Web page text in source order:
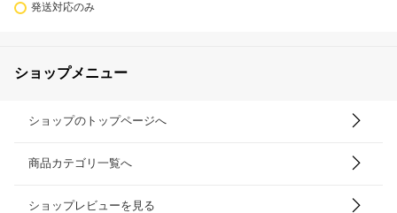
発送対応のみ
ショップメニュー
ショップのトップページへ
商品カテゴリ一覧へ
ショップレビューを見る